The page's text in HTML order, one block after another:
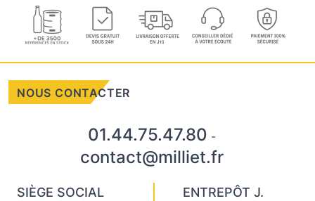
NOUS CONTACTER
01.44.75.47.80 -
contact@milliet.fr
SIÈGE SOCIAL
ENTREPÔT J.